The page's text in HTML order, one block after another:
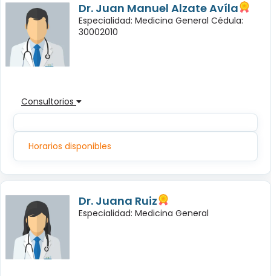
Dr. Juan Manuel Alzate Avíla
Especialidad: Medicina General Cédula:
30002010
Consultorios
Horarios disponibles
Dr. Juana Ruiz
Especialidad: Medicina General